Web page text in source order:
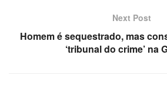
Next Post
Homem é sequestrado, mas
‘tribunal do crime’ na